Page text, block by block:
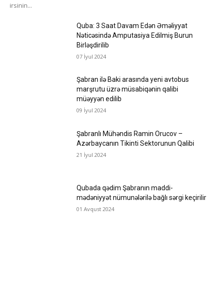
irsinin...
Quba: 3 Saat Davam Edən Əməliyyat
Nəticəsində Amputasiya Edilmiş Burun
Birləşdirilib
07 İyul 2024
Şabran ilə Baki arasında yeni avtobus
marşrutu üzrə müsabiqənin qalibi
müəyyən edilib
09 İyul 2024
Şabranlı Mühəndis Ramin Orucov –
Azərbaycanın Tikinti Sektorunun Qalibi
21 İyul 2024
Qubada qədim Şabranın maddi-
mədəniyyət nümunələrilə bağlı sərgi keçirilir
01 Avqust 2024